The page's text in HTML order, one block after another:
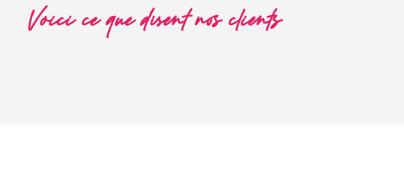
Voici ce que disent nos clients